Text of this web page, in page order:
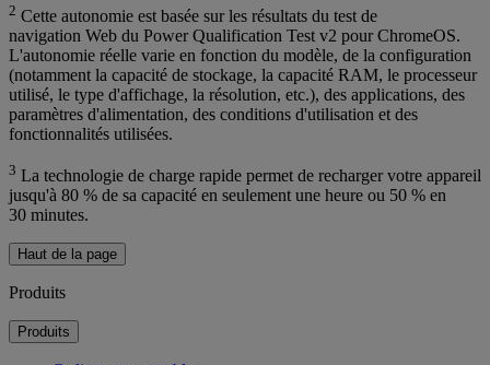
2 Cette autonomie est basée sur les résultats du test de
navigation Web du Power Qualification Test v2 pour ChromeOS.
L'autonomie réelle varie en fonction du modèle, de la configuration
(notamment la capacité de stockage, la capacité RAM, le processeur
utilisé, le type d'affichage, la résolution, etc.), des applications, des
paramètres d'alimentation, des conditions d'utilisation et des
fonctionnalités utilisées.
3 La technologie de charge rapide permet de recharger votre appareil
jusqu'à 80 % de sa capacité en seulement une heure ou 50 % en
30 minutes.
Haut de la page
Produits
Produits